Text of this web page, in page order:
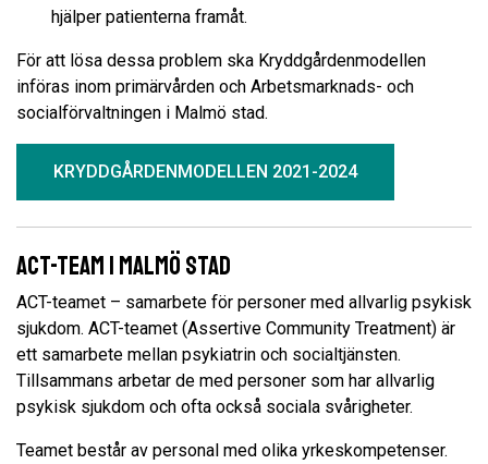
hjälper patienterna framåt.
För att lösa dessa problem ska Kryddgårdenmodellen
införas inom primärvården och Arbetsmarknads- och
socialförvaltningen i Malmö stad.
KRYDDGÅRDENMODELLEN 2021-2024
ACT-team i Malmö stad
ACT-teamet – samarbete för personer med allvarlig psykisk
sjukdom. ACT-teamet (Assertive Community Treatment) är
ett samarbete mellan psykiatrin och socialtjänsten.
Tillsammans arbetar de med personer som har allvarlig
psykisk sjukdom och ofta också sociala svårigheter.
Teamet består av personal med olika yrkeskompetenser.